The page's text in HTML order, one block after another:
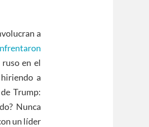
a
en el
a
Trump:
Nunca
un líder